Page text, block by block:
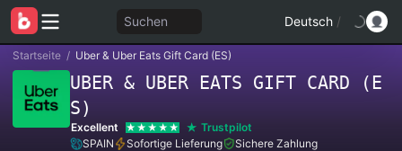
Suchen Deutsch /
Startseite / Uber & Uber Eats Gift Card (ES)
UBER & UBER EATS GIFT CARD (E
S)
Excellent
Trustpilot
SPAIN
Sofortige Lieferung
Sichere Zahlung